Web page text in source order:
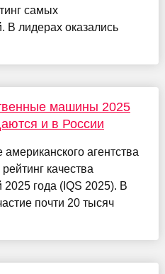
самых
В лидерах оказались
машины 2025
и в России
агентства
качества
года (IQS 2025). В
почти 20 тысяч